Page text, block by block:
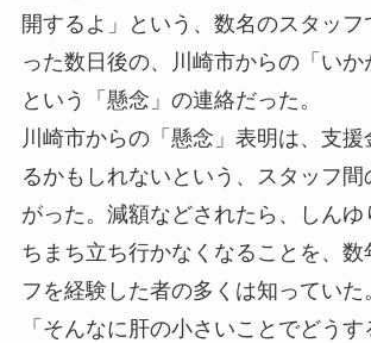
開するよ」という、数名のスタッフ
った数日後の、川崎市からの「いか
という「懸念」の連絡だった。
川崎市からの「懸念」表明は、支
るかもしれないという、スタッフ間
がった。減額などされたら、しんゆ
ちまち立ち行かなくなることを、数
フを経験した者の多くは知っていた
「そんなに肝の小さいことでどう